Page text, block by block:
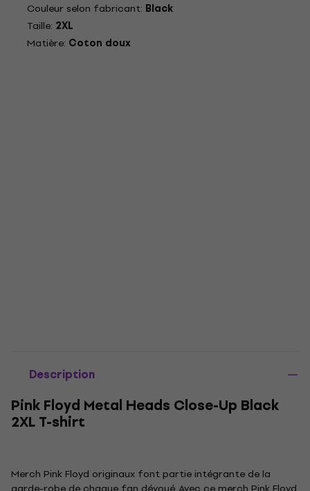
Couleur selon fabricant: Black
Taille: 2XL
Matière: Coton doux
Description
Pink Floyd Metal Heads Close-Up Black
2XL T-shirt
Merch Pink Floyd originaux font partie intégrante de la